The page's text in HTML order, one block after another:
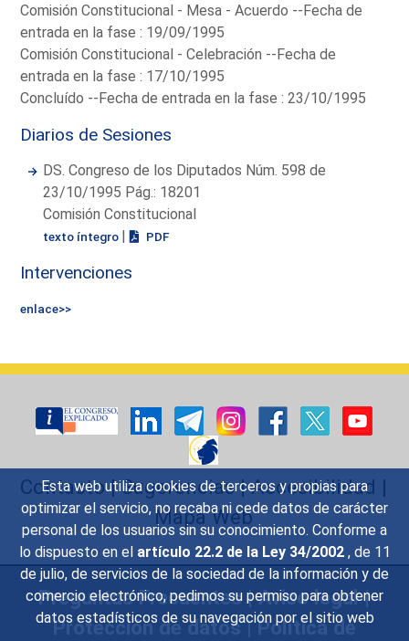
Esta web utiliza cookies de terceros y propias para
optimizar el servicio, no recaba ni cede datos de carácter
personal de los usuarios sin su conocimiento. Conforme a
lo dispuesto en el artículo 22.2 de la Ley 34/2002 , de 11
de julio, de servicios de la sociedad de la información y de
comercio electrónico, pedimos su permiso para obtener
datos estadísticos de su navegación por el sitio web
Comisión Constitucional - Mesa - Acuerdo --Fecha de
entrada en la fase : 19/09/1995
Comisión Constitucional - Celebración --Fecha de
entrada en la fase : 17/10/1995
Concluído --Fecha de entrada en la fase : 23/10/1995
Diarios de Sesiones
DS. Congreso de los Diputados Núm. 598 de
23/10/1995 Pág.: 18201
Comisión Constitucional
texto íntegro | PDF
Intervenciones
enlace>>
Contacto|Sugerencias|Accesibilidad |
Mapa Web
Preguntas Frecuentes|Aviso legal|
Protección de datos|Política de